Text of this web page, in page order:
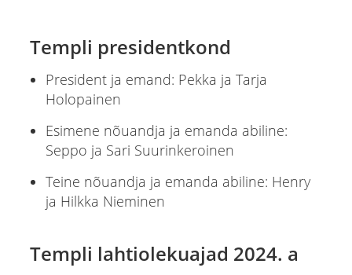
Templi presidentkond
President ja emand: Pekka ja Tarja
Holopainen
Esimene nõuandja ja emanda abiline:
Seppo ja Sari Suurinkeroinen
Teine nõuandja ja emanda abiline: Henry
ja Hilkka Nieminen
Templi lahtiolekuajad 2024. a